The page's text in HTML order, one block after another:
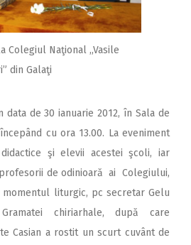
Colegiul Naţional ,,Vasile
din Galaţi
data de 30 ianuarie 2012, în Sala de
cu ora 13.00. La eveniment
şi elevii acestei şcoli, iar
de odinioară ai Colegiului,
momentul liturgic, pc secretar Gelu
chiriarhale, după care
Casian a rostit un scurt cuvânt de